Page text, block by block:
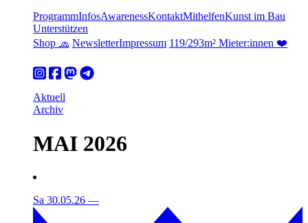
ProgrammInfosAwarenessKontaktMithelfenKunst im Bau
Unterstützen
Shop 🧢 NewsletterImpressum 119/293m² Mieter:innen ❤️
Aktuell
Archiv
MAI 2026
Sa 30.05.26 —